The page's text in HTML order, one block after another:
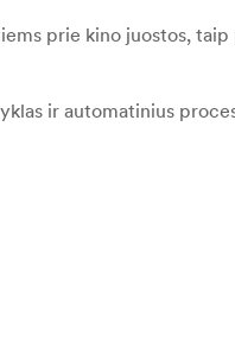
prie kino juostos, taip
ir automatinius